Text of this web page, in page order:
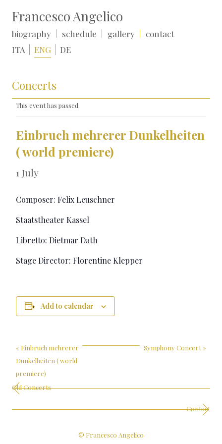
Francesco Angelico
biography schedule gallery
contact
ITA
ENG DE
Concerts
This event has passed.
Einbruch mehrerer Dunkelheiten
( world premiere)
1 July
Composer: Felix Leuschner
Staatstheater Kassel
Libretto: Dietmar Dath
Stage Director: Florentine Klepper
Add to calendar
« Einbruch mehrerer
Dunkelheiten ( world
premiere)
Symphony Concert»
Old Concerts
Contact
© Francesco Angelico